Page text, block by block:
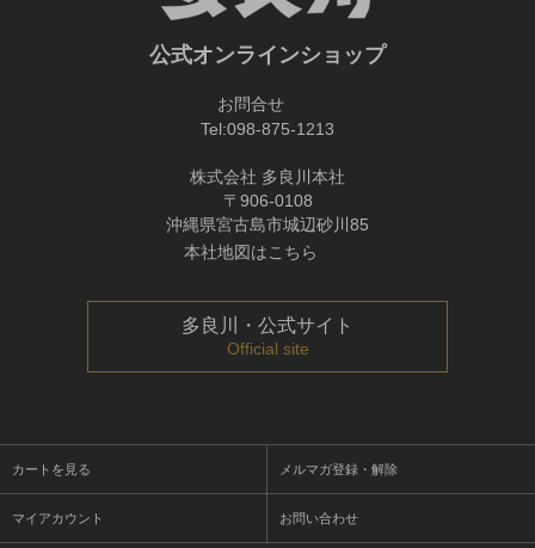
公式オンラインショップ
お問合せ
Tel:098-875-1213
株式会社 多良川本社
〒906-0108
沖縄県宮古島市城辺砂川85
本社地図はこちら
多良川・公式サイト
Official site
カートを見る メルマガ登録・解除
マイアカウント お問い合わせ